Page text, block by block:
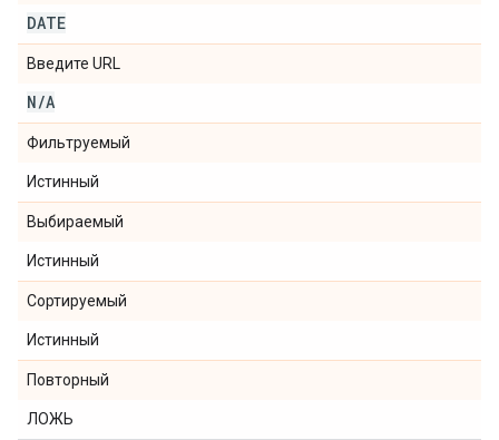
DATE
Введите URL
N/A
Фильтруемый
Истинный
Выбираемый
Истинный
Сортируемый
Истинный
Повторный
ЛОЖЬ